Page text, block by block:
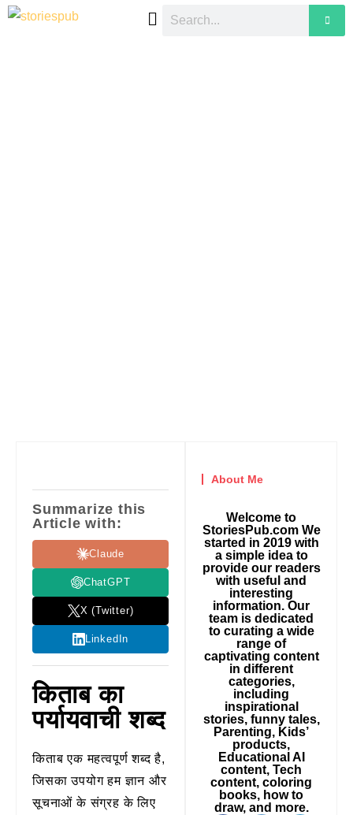
Summarize this
Article with:
Claude
ChatGPT
X (Twitter)
LinkedIn
किताब का
पर्यायवाची शब्द
किताब एक महत्वपूर्ण शब्द है,
जिसका उपयोग हम ज्ञान और
सूचनाओं के संग्रह के लिए
About Me
Welcome to
StoriesPub.com We
started in 2019 with
a simple idea to
provide our readers
with useful and
interesting
information. Our
team is dedicated
to curating a wide
range of
captivating content
in different
categories,
including
inspirational
stories, funny tales,
Parenting, Kids’
products,
Educational AI
content, Tech
content, coloring
books, how to
draw, and more.